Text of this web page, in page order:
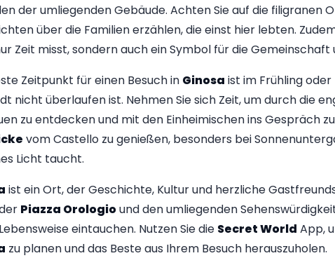
der umliegenden Gebäude. Achten Sie auf die filigranen
über die Familien erzählen, die einst hier lebten.
Zeit misst, sondern auch ein Symbol für die
Zeitpunkt für einen Besuch in Ginosa ist im Frühling
nicht überlaufen ist. Nehmen Sie sich Zeit, um durch die
zu entdecken und mit den Einheimischen ins Gespräch
vom Castello zu genießen, besonders bei
Licht taucht.
ist ein Ort, der Geschichte, Kultur und herzliche
Piazza Orologiound den umliegenden
eintauchen. Nutzen Sie die Secret World App,
zu planen und das Beste aus Ihrem Besuch herauszuholen.